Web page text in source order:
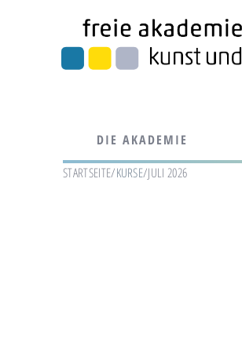
DIE AKADEMIE
STARTSEITE/KURSE/JULI 2026